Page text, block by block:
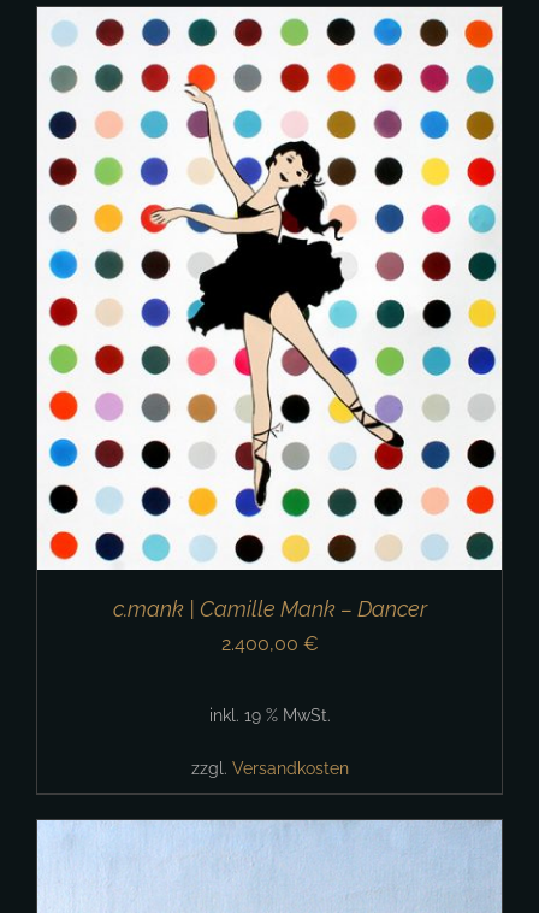
c.mank | Camille Mank – Dancer
2.400,00 €
inkl. 19 % MwSt.
zzgl. Versandkosten